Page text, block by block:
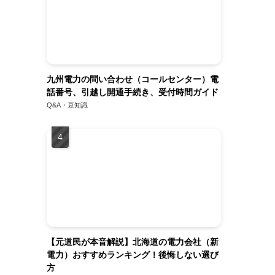
九州電力の問い合わせ（コールセンター）電
話番号、引越し開通手続き、受付時間ガイド
Q&A・豆知識
【元道民が本音解説】北海道の電力会社（新
電力）おすすめランキング！後悔しない選び
方